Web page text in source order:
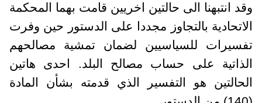
وقد انتبهنا الى حالتين اخريين قامت بهما المحكمة
الاتحادية بالتجاوز مجددا على الدستور حين وفرت
تفسيرات للسياسيين لضمان تمشية مصالحهم
الذاتية على حساب مصالح البلد. احدى هاتين
الحالتين هو التفسير الذي قدمته بشأن المادة